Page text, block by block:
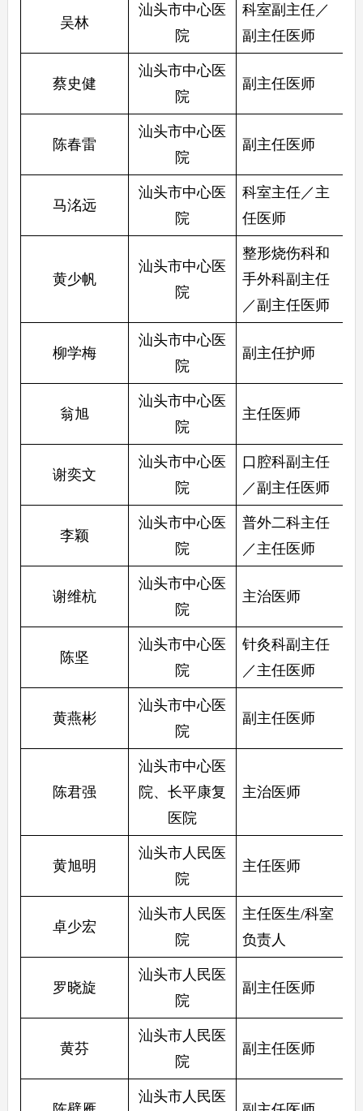
吴林
汕头市中心医
院
科室副主任／
副主任医师
蔡史健
汕头市中心医
院
副主任医师
陈春雷
汕头市中心医
院
副主任医师
马洺远
汕头市中心医
院
科室主任／主
任医师
黄少帆
汕头市中心医
院
整形烧伤科和
手外科副主任
／副主任医师
柳学梅
汕头市中心医
院
副主任护师
翁旭
汕头市中心医
院
主任医师
谢奕文
汕头市中心医
院
口腔科副主任
／副主任医师
李颖
汕头市中心医
院
普外二科主任
／主任医师
谢维杭
汕头市中心医
院
主治医师
陈坚
汕头市中心医
院
针灸科副主任
／主任医师
黄燕彬
汕头市中心医
院
副主任医师
陈君强
汕头市中心医
院、长平康复
医院
主治医师
黄旭明
汕头市人民医
院
主任医师
卓少宏
汕头市人民医
院
主任医生/科室
负责人
罗晓旋
汕头市人民医
院
副主任医师
黄芬
汕头市人民医
院
副主任医师
汕头市人民医